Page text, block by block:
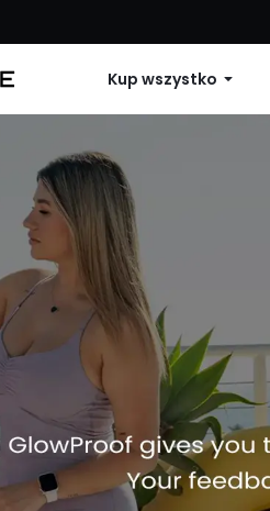
Kup wszystko